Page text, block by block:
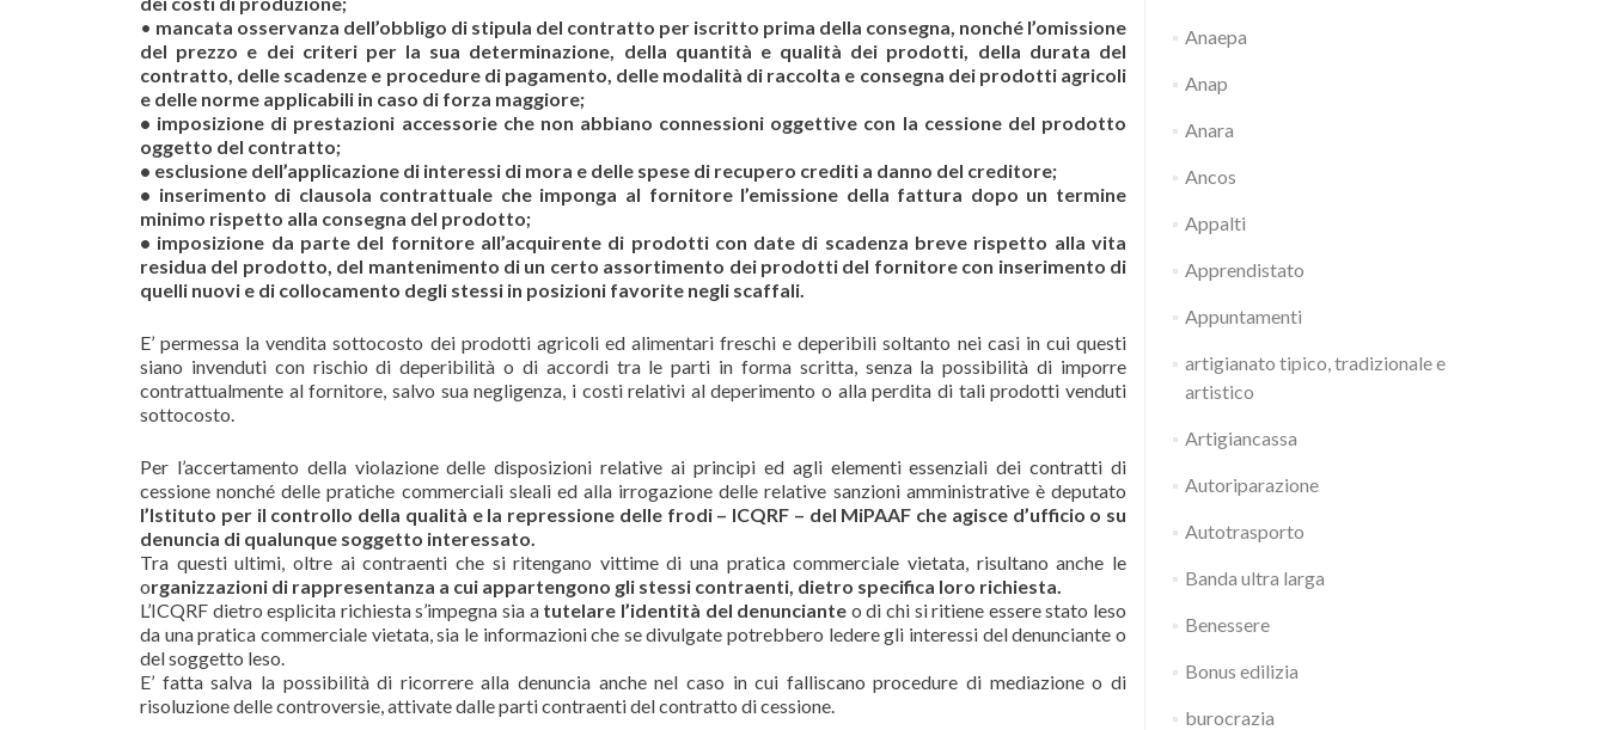
• mancata osservanza dell’obbligo di stipula del contratto per iscritto prima della consegna, nonché l’omissione
del prezzo e dei criteri per la sua determinazione, della quantità e qualità dei prodotti, della durata del
contratto, delle scadenze e procedure di pagamento, delle modalità di raccolta e consegna dei prodotti agricoli
e delle norme applicabili in caso di forza maggiore;
• imposizione di prestazioni accessorie che non abbiano connessioni oggettive con la cessione del prodotto
oggetto del contratto;
• esclusione dell’applicazione di interessi di mora e delle spese di recupero crediti a danno del creditore;
• inserimento di clausola contrattuale che imponga al fornitore l’emissione della fattura dopo un termine
minimo rispetto alla consegna del prodotto;
• imposizione da parte del fornitore all’acquirente di prodotti con date di scadenza breve rispetto alla vita
residua del prodotto, del mantenimento di un certo assortimento dei prodotti del fornitore con inserimento di
quelli nuovi e di collocamento degli stessi in posizioni favorite negli scaffali.
E’ permessa la vendita sottocosto dei prodotti agricoli ed alimentari freschi e deperibili soltanto nei casi in cui questi
siano invenduti con rischio di deperibilità o di accordi tra le parti in forma scritta, senza la possibilità di imporre
contrattualmente al fornitore, salvo sua negligenza, i costi relativi al deperimento o alla perdita di tali prodotti venduti
sottocosto.
Per l’accertamento della violazione delle disposizioni relative ai principi ed agli elementi essenziali dei contratti di
cessione nonché delle pratiche commerciali sleali ed alla irrogazione delle relative sanzioni amministrative è deputato
l’Istituto per il controllo della qualità e la repressione delle frodi – ICQRF – del MiPAAF che agisce d’ufficio o su
denuncia di qualunque soggetto interessato.
Tra questi ultimi, oltre ai contraenti che si ritengano vittime di una pratica commerciale vietata, risultano anche le
organizzazioni di rappresentanza a cui appartengono gli stessi contraenti, dietro specifica loro richiesta.
L’ICQRF dietro esplicita richiesta s’impegna sia a tutelare l’identità del denunciante o di chi si ritiene essere stato leso
da una pratica commerciale vietata, sia le informazioni che se divulgate potrebbero ledere gli interessi del denunciante o
del soggetto leso.
E’ fatta salva la possibilità di ricorrere alla denuncia anche nel caso in cui falliscano procedure di mediazione o di
risoluzione delle controversie, attivate dalle parti contraenti del contratto di cessione.
Anaepa
Anap
Anara
Ancos
Appalti
Apprendistato
Appuntamenti
artigianato tipico, tradizionale e
artistico
Artigiancassa
Autoriparazione
Autotrasporto
Banda ultra larga
Benessere
Bonus edilizia
burocrazia